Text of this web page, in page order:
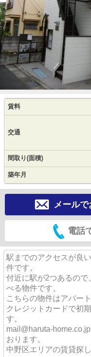
賃料
交通
間取り(面積)
築年月
メール
電話
駅までのアクセスが良
件です。
付近に駅が2つあるの
べる物件です。
こちらの物件はアパート
クレジットカードで初
す。
mail@haruta-
おります。
中野区エリアの賃貸探